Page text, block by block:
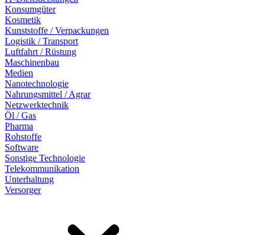
Konsumgüter
Kosmetik
Kunststoffe / Verpackungen
Logistik / Transport
Luftfahrt / Rüstung
Maschinenbau
Medien
Nanotechnologie
Nahrungsmittel / Agrar
Netzwerktechnik
Öl / Gas
Pharma
Rohstoffe
Software
Sonstige Technologie
Telekommunikation
Unterhaltung
Versorger